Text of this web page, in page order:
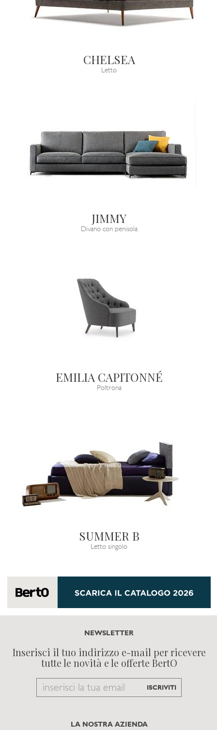
CHELSEA
Letto
JIMMY
Divano con penisola
EMILIA CAPITONNÉ
Poltrona
SUMMER B
Letto singolo
NEWSLETTER
Inserisci il tuo indirizzo e-mail per ricevere
tutte le novità e le offerte BertO
Email
subscribe
ISCRIVITI
LA NOSTRA AZIENDA